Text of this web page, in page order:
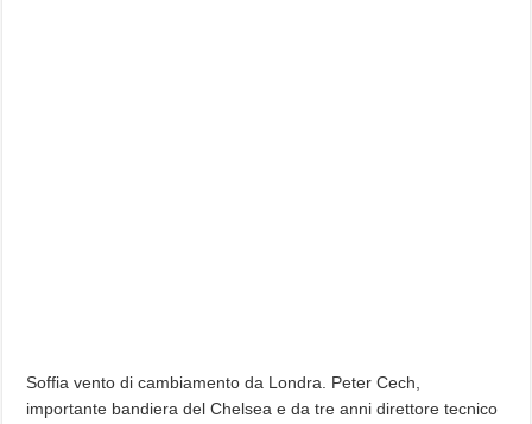
Soffia vento di cambiamento da Londra. Peter Cech,
importante bandiera del Chelsea e da tre anni direttore tecnico